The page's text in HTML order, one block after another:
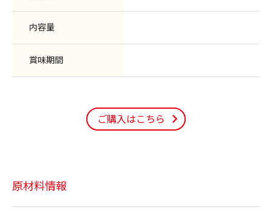
内容量
賞味期間
ご購入はこちら
原材料情報